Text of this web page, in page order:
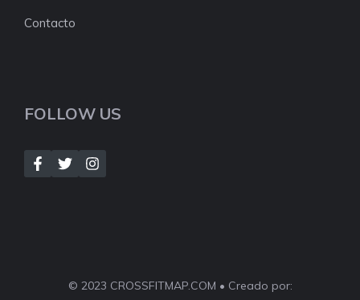
Contacto
FOLLOW US
© 2023 CROSSFITMAP.COM • Creado por: